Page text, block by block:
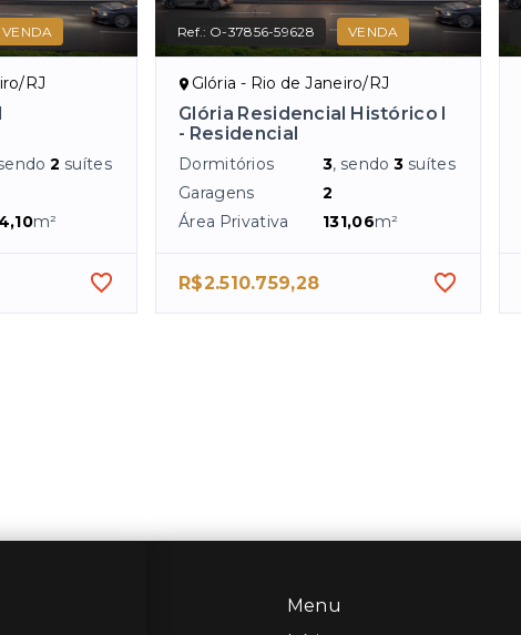
VENDA
RJ
2 suítes
m²
Ref.: O-37856-59628 VENDA
Glória - Rio de Janeiro/RJ
Glória Residencial Histórico I
- Residencial
Dormitórios 3, sendo3 suítes
Garagens
2
Área Privativa
131,06m²
R$2.510.759,28
Menu